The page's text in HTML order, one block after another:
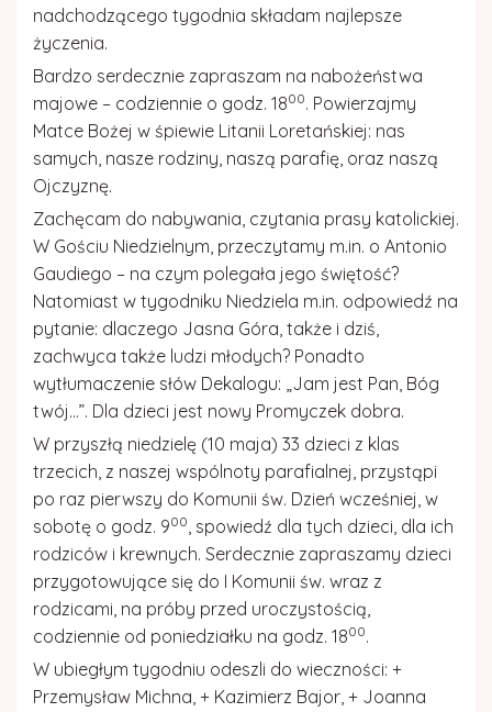
nadchodzącego tygodnia składam najlepsze
życzenia.
Bardzo serdecznie zapraszam na nabożeństwa
majowe – codziennie o godz. 1800. Powierzajmy
Matce Bożej w śpiewie Litanii Loretańskiej: nas
samych, nasze rodziny, naszą parafię, oraz naszą
Ojczyznę.
Zachęcam do nabywania, czytania prasy katolickiej.
W Gościu Niedzielnym, przeczytamy m.in. o Antonio
Gaudiego – na czym polegała jego świętość?
Natomiast w tygodniku Niedziela m.in. odpowiedź na
pytanie: dlaczego Jasna Góra, także i dziś,
zachwyca także ludzi młodych? Ponadto
wytłumaczenie słów Dekalogu: „Jam jest Pan, Bóg
twój…”. Dla dzieci jest nowy Promyczek dobra.
W przyszłą niedzielę (10 maja) 33 dzieci z klas
trzecich, z naszej wspólnoty parafialnej, przystąpi
po raz pierwszy do Komunii św. Dzień wcześniej, w
sobotę o godz. 900, spowiedź dla tych dzieci, dla ich
rodziców i krewnych. Serdecznie zapraszamy dzieci
przygotowujące się do I Komunii św. wraz z
rodzicami, na próby przed uroczystością,
codziennie od poniedziałku na godz. 1800.
W ubiegłym tygodniu odeszli do wieczności: +
Przemysław Michna, + Kazimierz Bajor, + Joanna